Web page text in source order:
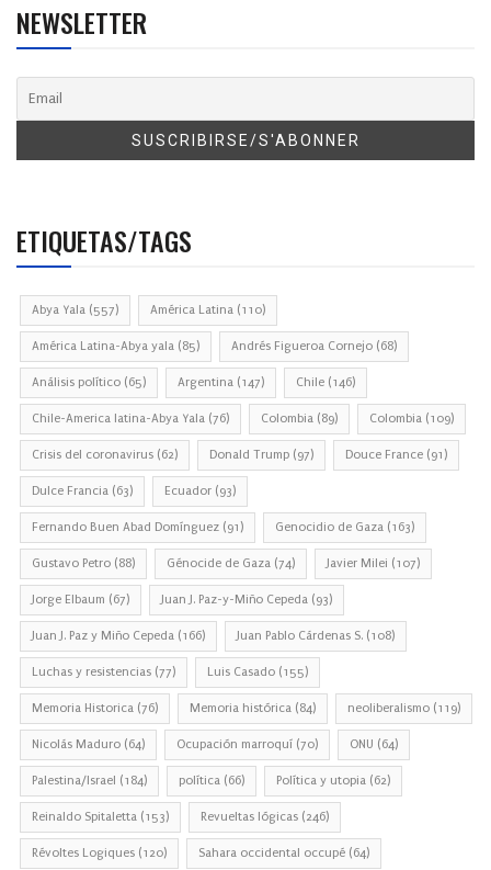
NEWSLETTER
ETIQUETAS/TAGS
Abya Yala (557) América Latina (110)
América Latina-Abya yala (85) Andrés Figueroa Cornejo (68)
Análisis político (65) Argentina (147) Chile (146)
Chile-America latina-Abya Yala (76) Colombia (89) Colombia (109)
Crisis del coronavirus (62) Donald Trump (97) Douce France (91)
Dulce Francia (63) Ecuador (93)
Fernando Buen Abad Domínguez (91) Genocidio de Gaza (163)
Gustavo Petro (88) Génocide de Gaza (74) Javier Milei (107)
Jorge Elbaum (67) Juan J. Paz-y-Miño Cepeda (93)
Juan J. Paz y Miño Cepeda (166) Juan Pablo Cárdenas S. (108)
Luchas y resistencias (77) Luis Casado (155)
Memoria Historica (76) Memoria histórica (84) neoliberalismo (119)
Nicolás Maduro (64) Ocupación marroquí (70) ONU (64)
Palestina/Israel (184) política (66) Política y utopia (62)
Reinaldo Spitaletta (153) Revueltas lógicas (246)
Révoltes Logiques (120) Sahara occidental occupé (64)